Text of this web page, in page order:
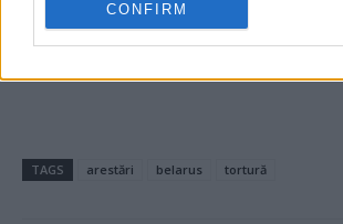
CONFIRM
TAGS arestări belarus tortură